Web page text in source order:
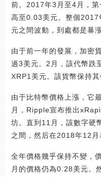
前。2017年3月至4月，
高至0.03美元。整個
元之間波動，到處都是暴漲
由于前一年的發展，加密
過3美元。2月，該代幣跌
XRP1美元。該貨幣保持
由于比特幣價格上漲，它
月，Ripple宣布推出
坊。直到11月，該數字硬
之間，然后在2018年12月
全年價格幾乎保持不變，
月的價格仍為0.28美元。